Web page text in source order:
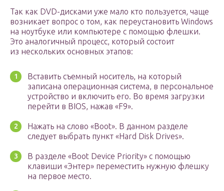
Так как DVD-дисками уже мало кто пользуется, чаще
возникает вопрос о том, как переустановить Windows
на ноутбуке или компьютере с помощью флешки.
Это аналогичный процесс, который состоит
из нескольких основных этапов:
Вставить съемный носитель, на который
записана операционная система, в персональное
устройство и включить его. Во время загрузки
перейти в BIOS, нажав «F9».
Нажать на слово «Boot». В данном разделе
следует выбрать пункт «Hard Disk Drives».
В разделе «Boot Device Priority» с помощью
клавиши «Энтер» переместить нужную флешку
на первое место.